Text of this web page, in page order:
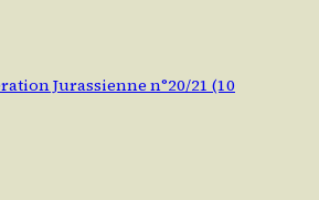
Jurassienne n°20/21 (10